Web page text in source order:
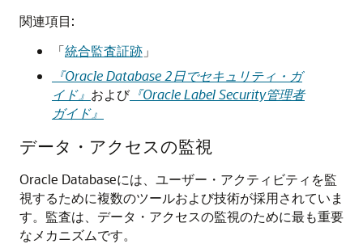
関連項目:
「統合監査証跡 」
『Oracle Database 2日でセキュリティ・ガ
イド』 および『Oracle Label Security管理者
ガイド』
データ・アクセスの監視
Oracle Databaseには、ユーザー・アクティビティを監
視するために複数のツールおよび技術が採用されていま
す。監査は、データ・アクセスの監視のために最も重要
なメカニズムです。